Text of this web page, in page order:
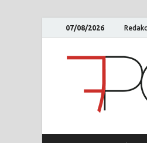
07/08/2026